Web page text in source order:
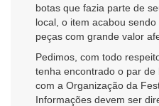
botas que fazia parte de
local, o item acabou
peças com grande valor
Pedimos, com todo
tenha encontrado o par
com a Organização da
Informações devem ser